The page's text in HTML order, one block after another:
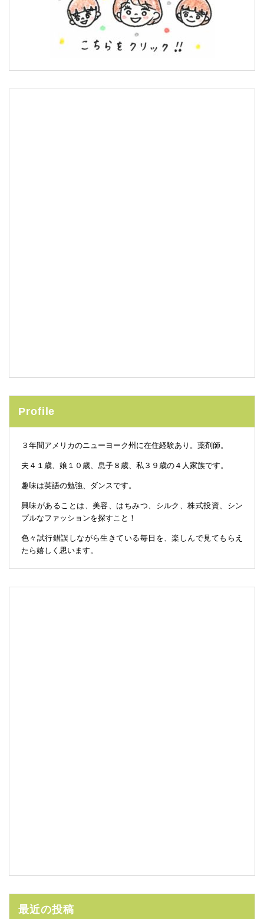
Profile
３年間アメリカのニューヨーク州に在住経験あり。薬剤師。
夫４１歳、娘１０歳、息子８歳、私３９歳の４人家族です。
趣味は英語の勉強、ダンスです。
興味があることは、美容、はちみつ、シルク、株式投資、シン
プルなファッションを探すこと！
色々試行錯誤しながら生きている毎日を、楽しんで見てもらえ
たら嬉しく思います。
最近の投稿